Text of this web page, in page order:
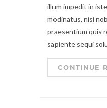
illum impedit in
modinatus, nisi
praesentium quis
sapiente sequi
CONTINUE